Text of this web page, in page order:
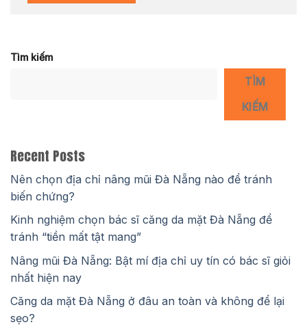
Tìm kiếm
TÌM
KIẾM
Recent Posts
Nên chọn địa chỉ nâng mũi Đà Nẵng nào để tránh
biến chứng?
Kinh nghiệm chọn bác sĩ căng da mặt Đà Nẵng để
tránh “tiền mất tật mang”
Nâng mũi Đà Nẵng: Bật mí địa chỉ uy tín có bác sĩ giỏi
nhất hiện nay
Căng da mặt Đà Nẵng ở đâu an toàn và không để lại
sẹo?